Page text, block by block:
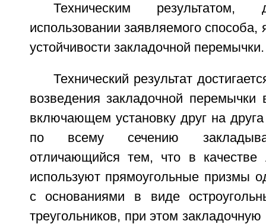
Техническим результатом,
использовании заявляемого
устойчивости закладочной перемычки.
Технический результат
возведения закладочной перемычки
включающем установку друг на
по всему сечению
отличающийся тем, что в качестве
используют прямоугольные призмы
с основаниями в виде
треугольников, при этом